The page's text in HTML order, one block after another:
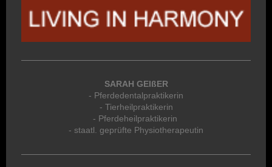
SARAH GEIßER
- Pferdedentalpraktikerin
- Tierheilpraktikerin
- Pferdeheilpraktikerin
- staatl. geprüfte Physiotherapeutin